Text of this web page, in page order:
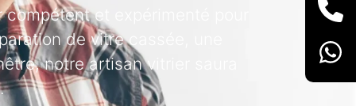
et expérimenté pour
de vitre cassée, une
notre artisan vitrier saura